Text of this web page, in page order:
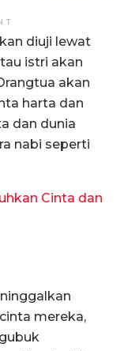
diuji lewat
istri akan
akan
harta dan
dan dunia
nabi seperti
Cinta dan
mereka,